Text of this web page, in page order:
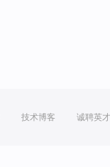
技术博客 诚聘英才